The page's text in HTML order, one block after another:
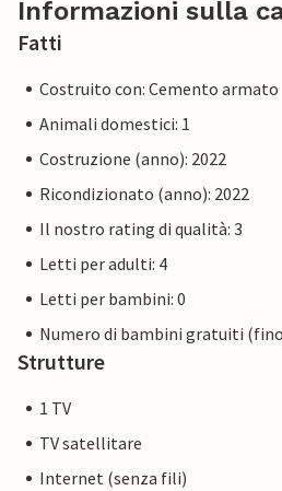
Informazioni sulla
Fatti
Costruito con: Cemento armato
Animali domestici: 1
Costruzione (anno): 2022
Ricondizionato (anno): 2022
Il nostro rating di qualità: 3
Letti per adulti: 4
Letti per bambini: 0
Numero di bambini gratuiti (fino
Strutture
1 TV
TV satellitare
Internet (senza fili)